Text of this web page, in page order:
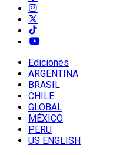
Ediciones
ARGENTINA
BRASIL
CHILE
GLOBAL
MÉXICO
PERU
US ENGLISH